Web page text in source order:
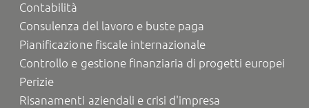
Contabilità
Consulenza del lavoro e buste paga
Pianificazione fiscale internazionale
Controllo e gestione finanziaria di progetti europei
Perizie
Risanamenti aziendali e crisi d'impresa